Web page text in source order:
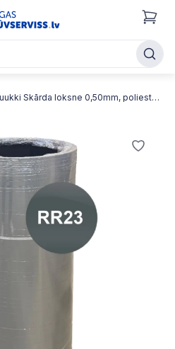
Ruukki Skārda loksne 0,50mm, poliesters matt